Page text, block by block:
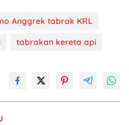
Anggrek tabrak KRL
tabrakan kereta api